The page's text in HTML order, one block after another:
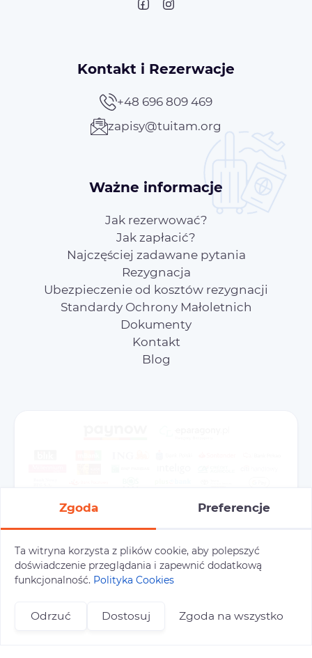
Kontakt i Rezerwacje
+48 696 809 469
zapisy@tuitam.org
Ważne informacje
Jak rezerwować?
Jak zapłacić?
Najczęściej zadawane pytania
Rezygnacja
Ubezpieczenie od kosztów rezygnacji
Standardy Ochrony Małoletnich
Dokumenty
Kontakt
Blog
Preferencje cookies Polityka prywatności
Polityka cookies
Zgoda Preferencje
Ta witryna korzysta z plików cookie, aby polepszyć
doświadczenie przeglądania i zapewnić dodatkową
funkcjonalność. Polityka Cookies
Odrzuć Dostosuj Zgoda na wszystko